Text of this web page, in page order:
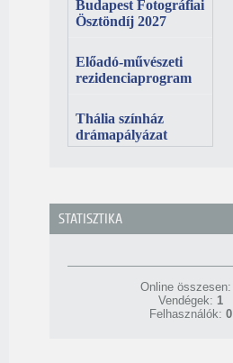
STATISZTIKA
Online összesen:
Vendégek: 1
Felhasználók: 0